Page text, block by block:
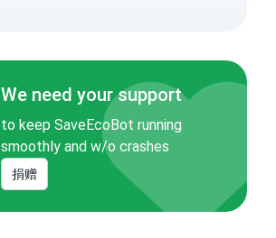
We need your support
to keep SaveEcoBot running
smoothly and w/o crashes
捐赠